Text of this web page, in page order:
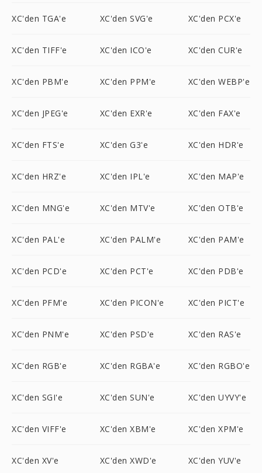
XC'den TGA'e XC'den SVG'e XC'den PCX'e
XC'den TIFF'e XC'den ICO'e XC'den CUR'e
XC'den PBM'e XC'den PPM'e XC'den WEBP'e
XC'den JPEG'e XC'den EXR'e XC'den FAX'e
XC'den FTS'e XC'den G3'e XC'den HDR'e
XC'den HRZ'e XC'den IPL'e XC'den MAP'e
XC'den MNG'e XC'den MTV'e XC'den OTB'e
XC'den PAL'e XC'den PALM'e XC'den PAM'e
XC'den PCD'e XC'den PCT'e XC'den PDB'e
XC'den PFM'e XC'den PICON'e XC'den PICT'e
XC'den PNM'e XC'den PSD'e XC'den RAS'e
XC'den RGB'e XC'den RGBA'e XC'den RGBO'e
XC'den SGI'e XC'den SUN'e XC'den UYVY'e
XC'den VIFF'e XC'den XBM'e XC'den XPM'e
XC'den XV'e XC'den XWD'e XC'den YUV'e